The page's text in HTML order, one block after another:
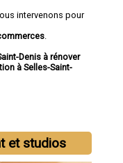
intervenons pour
Denis à rénover
à Selles-Saint-
et studios